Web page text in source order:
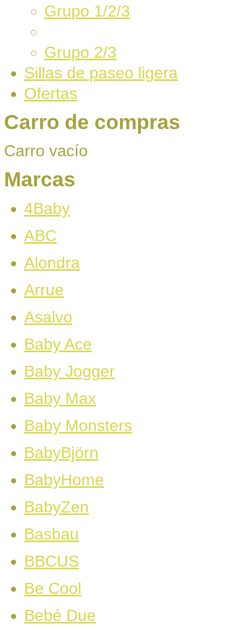
Grupo 1/2/3
Grupo 2/3
Sillas de paseo ligera
Ofertas
Carro de compras
Carro vacío
Marcas
4Baby
ABC
Alondra
Arrue
Asalvo
Baby Ace
Baby Jogger
Baby Max
Baby Monsters
BabyBjörn
BabyHome
BabyZen
Basbau
BBCUS
Be Cool
Bebé Due